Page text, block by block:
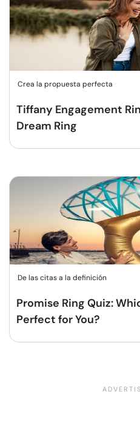
Crea la propuesta perfecta
Tiffany Engagement
Dream Ring
De las citas a la definición
Promise Ring Quiz:
Perfect for You?